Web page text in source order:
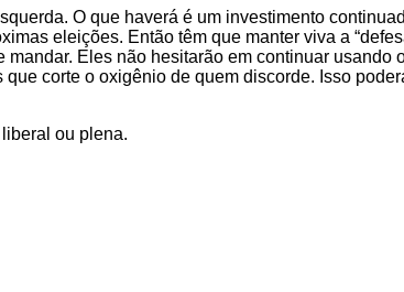
O que haverá é um investimento
eleições. Então têm que manter viva a
Eles não hesitarão em continuar
corte o oxigênio de quem discorde. Isso
ou plena.